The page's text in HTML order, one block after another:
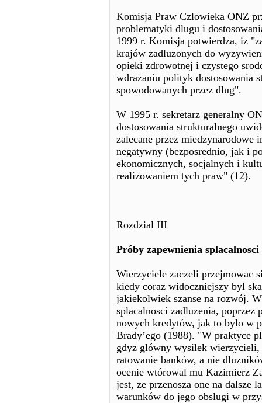
Komisja Praw Czlowieka ONZ
problematyki dlugu i
1999 r. Komisja potwierdza, iz
krajów zadluzonych do
opieki zdrowotnej i czystego
wdrazaniu polityk dostosowania
spowodowanych przez dlug".
W 1995 r. sekretarz generalny
dostosowania strukturalnego
zalecane przez miedzynarodowe
negatywny (bezposrednio, jak i
ekonomicznych, socjalnych i
realizowaniem tych praw" (12).
Rozdzial III
Próby zapewnienia
Wierzyciele zaczeli przejmowac
kiedy coraz widoczniejszy byl
jakiekolwiek szanse na rozwój.
splacalnosci zadluzenia, poprzez
nowych kredytów, jak to bylo w
Brady’ego (1988). "W praktyce
gdyz glówny wysilek
ratowanie banków, a nie
ocenie wtórowal mu Kazimierz
jest, ze przenosza one na dalsze
warunków do jego obslugi w